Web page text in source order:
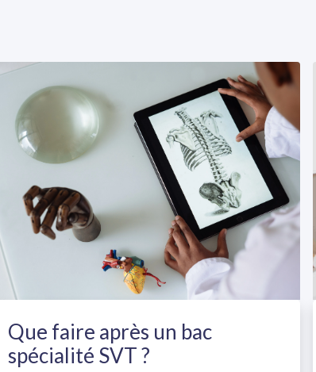
Que faire après un bac
spécialité SVT ?